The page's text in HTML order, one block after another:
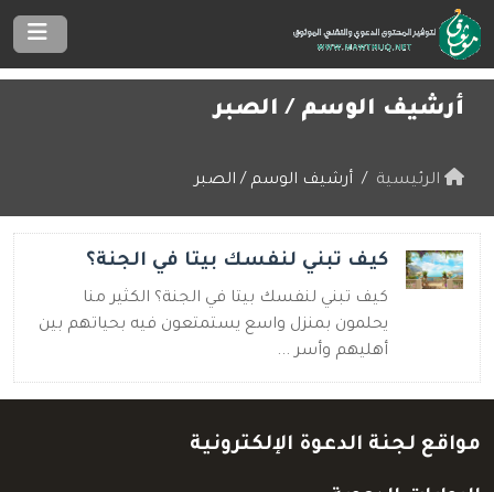
أرشيف الوسم / الصبر
الرئيسية أرشيف الوسم / الصبر
كيف تبني لنفسك بيتا في الجنة؟
كيف تبني لنفسك بيتا في الجنة؟ الكثير منا
يحلمون بمنزل واسع يستمتعون فيه بحياتهم بين
أهليهم وأسر ...
مواقع لجنة الدعوة الإلكترونية